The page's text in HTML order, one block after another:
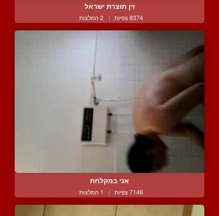
זין תוצרת ישראל
8374 צפיות | 2 המלצות
אני במקלחת
7146 צפיות | 1 המלצות